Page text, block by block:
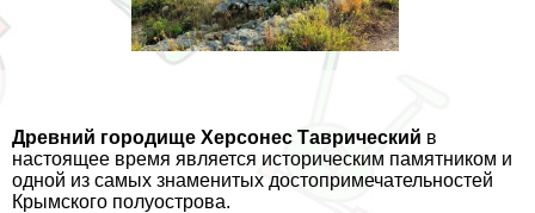
Древний городище Херсонес Таврический в
настоящее время является историческим памятником и
одной из самых знаменитых достопримечательностей
Крымского полуострова.